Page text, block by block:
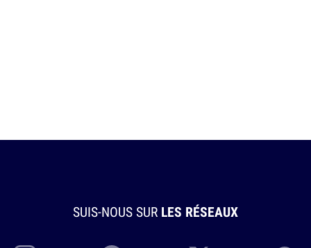
SUIS-NOUS SUR LES RÉSEAUX